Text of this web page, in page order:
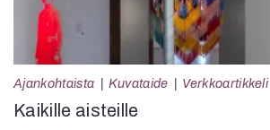
Ajankohtaista Kuvataide Verkkoartikkeli
Kaikille aisteille